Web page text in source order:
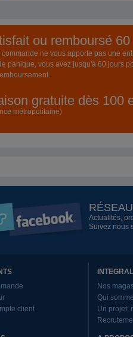
ou remboursé 60
commande ne vous apporte pas une
panique, vous avez jusqu'à 60 jours
gratuite dès 100
métropolitaine)
Actualités,
Suivez nous
client
Nos
Qui
Un projet,